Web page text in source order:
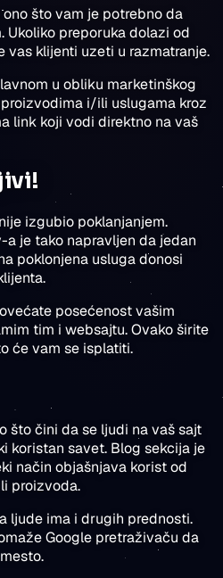
što vam je potrebno da
Ukoliko preporuka dolazi od
vas klijenti uzeti u razmatranje.
u obliku marketinškog
i/ili uslugama kroz
link koji vodi direktno na vaš
izgubio poklanjanjem.
je tako napravljen da jedan
poklonjena usluga donosi
posećenost vašim
tim i websajtu. Ovako širite
će vam se isplatiti.
što čini da se ljudi na vaš sajt
koristan savet. Blog sekcija je
način objašnjava korist od
proizvoda.
ljude ima i drugih prednosti.
Google pretraživaču da